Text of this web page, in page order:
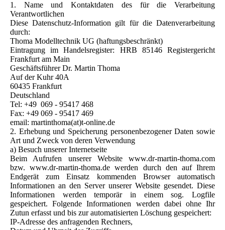
1. Name und Kontaktdaten des für die Verarbeitung
Verantwortlichen
Diese Datenschutz-Information gilt für die Datenverarbeitung
durch:
Thoma Modelltechnik UG (haftungsbeschränkt)
Eintragung im Handelsregister: HRB 85146 Registergericht
Frankfurt am Main
Geschäftsführer Dr. Martin Thoma
Auf der Kuhr 40A
60435 Frankfurt
Deutschland
Tel: +49 069 - 95417 468
Fax: +49 069 - 95417 469
email: martinthoma(at)t-online.de
2. Erhebung und Speicherung personenbezogener Daten sowie
Art und Zweck von deren Verwendung
a) Besuch unserer Internetseite
Beim Aufrufen unserer Website www.dr-martin-thoma.com
bzw. www.dr-martin-thoma.de werden durch den auf Ihrem
Endgerät zum Einsatz kommenden Browser automatisch
Informationen an den Server unserer Website gesendet. Diese
Informationen werden temporär in einem sog. Logfile
gespeichert. Folgende Informationen werden dabei ohne Ihr
Zutun erfasst und bis zur automatisierten Löschung gespeichert:
IP-Adresse des anfragenden Rechners,